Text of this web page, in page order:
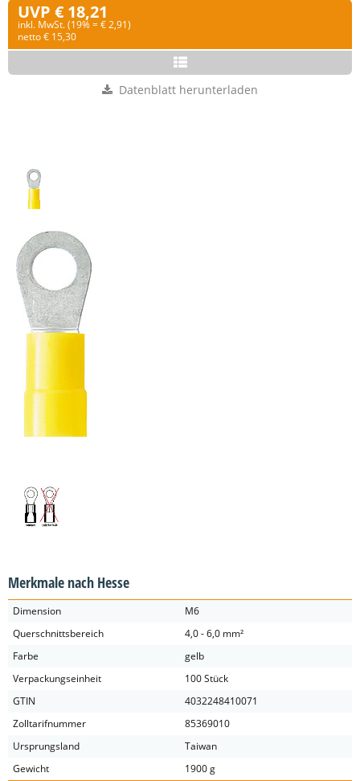
UVP € 18,21
inkl. MwSt. (19% = € 2,91)
netto € 15,30
Datenblatt herunterladen
Merkmale nach Hesse
Dimension
M6
Querschnittsbereich
4,0 - 6,0 mm²
Farbe
gelb
Verpackungseinheit
100 Stück
GTIN
4032248410071
Zolltarifnummer
85369010
Ursprungsland
Taiwan
Gewicht
1900 g